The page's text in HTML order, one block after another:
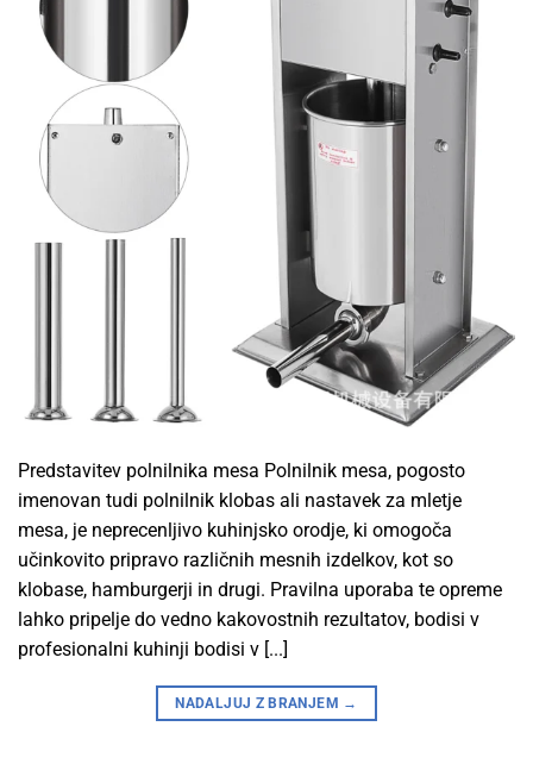
Predstavitev polnilnika mesa Polnilnik mesa, pogosto
imenovan tudi polnilnik klobas ali nastavek za mletje
mesa, je neprecenljivo kuhinjsko orodje, ki omogoča
učinkovito pripravo različnih mesnih izdelkov, kot so
klobase, hamburgerji in drugi. Pravilna uporaba te opreme
lahko pripelje do vedno kakovostnih rezultatov, bodisi v
profesionalni kuhinji bodisi v [...]
NADALJUJ Z BRANJEM →